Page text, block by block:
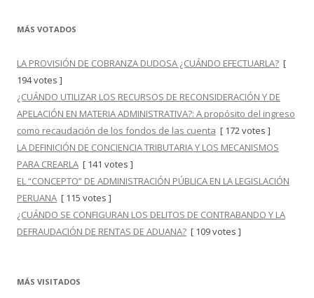
MÁS VOTADOS
LA PROVISIÓN DE COBRANZA DUDOSA ¿CUÁNDO EFECTUARLA? [
194 votes ]
¿CUÁNDO UTILIZAR LOS RECURSOS DE RECONSIDERACIÓN Y DE
APELACIÓN EN MATERIA ADMINISTRATIVA?: A propósito del ingreso
como recaudación de los fondos de las cuenta [ 172 votes ]
LA DEFINICIÓN DE CONCIENCIA TRIBUTARIA Y LOS MECANISMOS
PARA CREARLA [ 141 votes ]
EL “CONCEPTO” DE ADMINISTRACIÓN PÚBLICA EN LA LEGISLACIÓN
PERUANA [ 115 votes ]
¿CUÁNDO SE CONFIGURAN LOS DELITOS DE CONTRABANDO Y LA
DEFRAUDACIÓN DE RENTAS DE ADUANA? [ 109 votes ]
MÁS VISITADOS